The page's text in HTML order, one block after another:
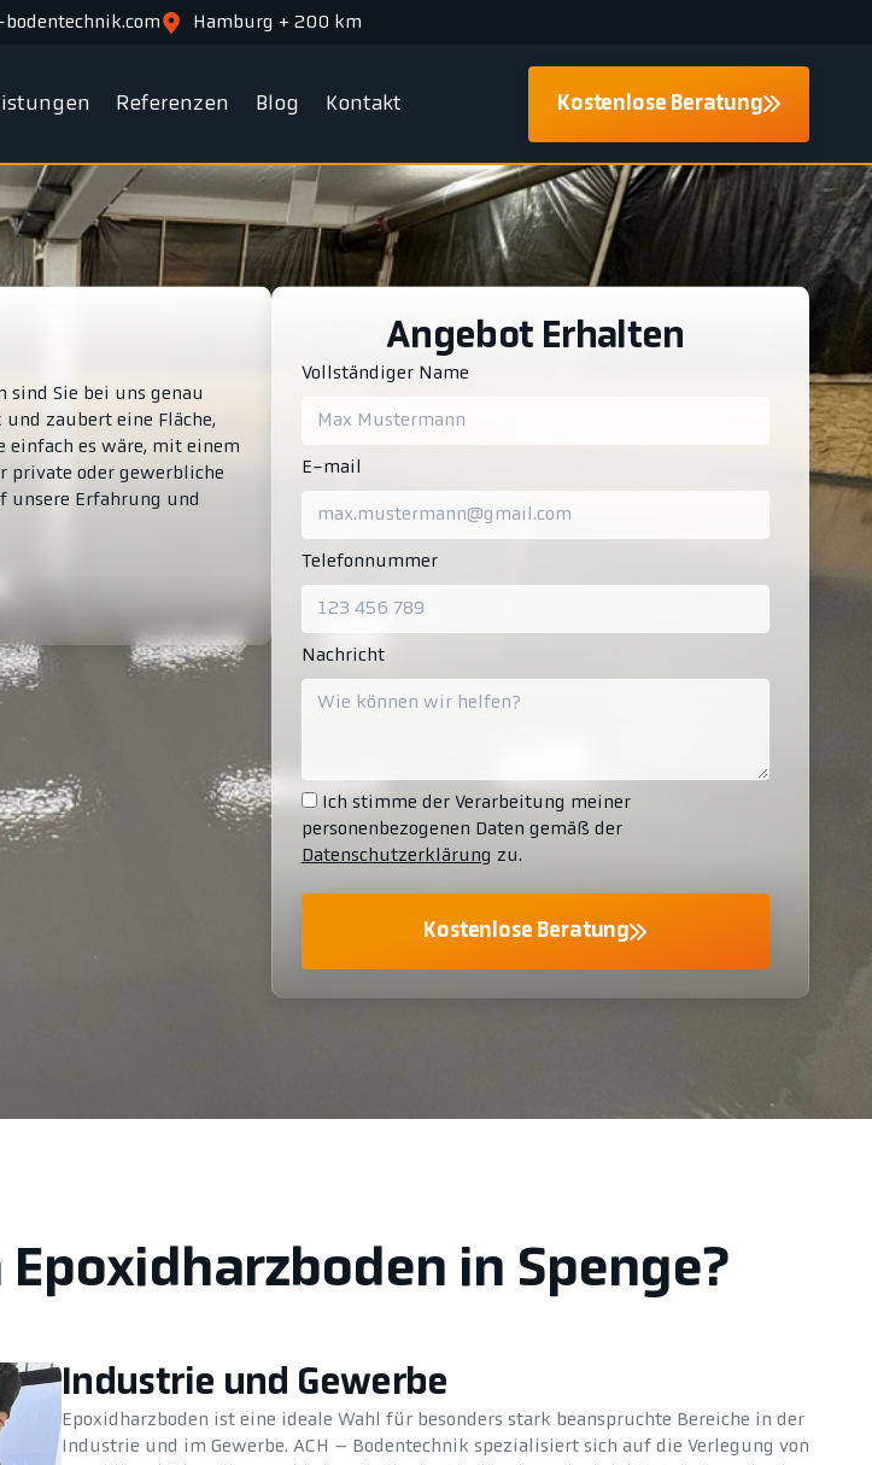
Hamburg + 200 km
Referenzen Blog Kontakt Kostenlose Beratung
sind Sie bei uns genau
zaubert eine Fläche,
einfach es wäre, mit einem
private oder gewerbliche
unsere Erfahrung und
Angebot Erhalten
Vollständiger Name
E-mail
Telefonnummer
Nachricht
Ich stimme der Verarbeitung meiner
personenbezogenen Daten gemäß der
Datenschutzerklärung zu.
Kostenlose Beratung
in Spenge?
Industrie und Gewerbe
Epoxidharzboden ist eine ideale Wahl für besonders stark beanspruchte Bereiche in der
Industrie und im Gewerbe. ACH – Bodentechnik spezialisiert sich auf die Verlegung von